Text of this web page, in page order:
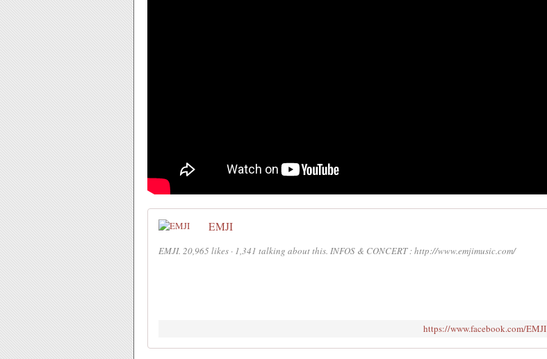
EMJI
EMJI. 20,965 likes · 1,341 talking about this. INFOS & CONCERT : http://www.emjimusic.com/
https://www.facebook.com/EMJI